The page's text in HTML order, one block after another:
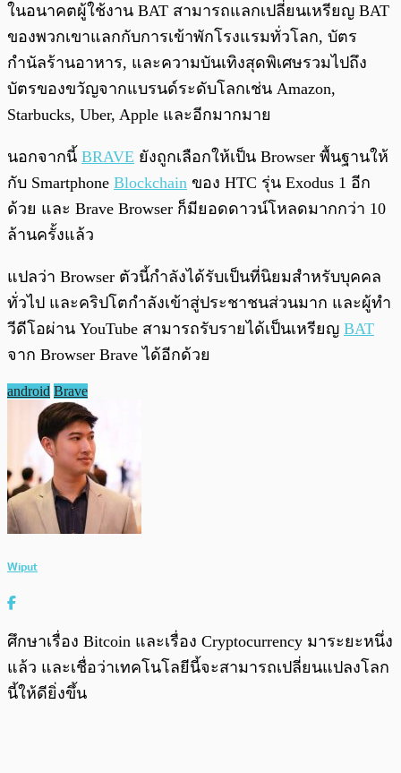
ในอนาคตผู้ใช้งาน BAT สามารถแลกเปลี่ยนเหรียญ BAT
ของพวกเขาแลกกับการเข้าพักโรงแรมทั่วโลก, บัตร
กำนัลร้านอาหาร, และความบันเทิงสุดพิเศษรวมไปถึง
บัตรของขวัญจากแบรนด์ระดับโลกเช่น Amazon,
Starbucks, Uber, Apple และอีกมากมาย
นอกจากนี้ BRAVE ยังถูกเลือกให้เป็น Browser พื้นฐานให้
กับ Smartphone Blockchain ของ HTC รุ่น Exodus 1 อีก
ด้วย และ Brave Browser ก็มียอดดาวน์โหลดมากกว่า 10
ล้านครั้งแล้ว
แปลว่า Browser ตัวนี้กำลังได้รับเป็นที่นิยมสำหรับบุคคล
ทั่วไป และคริปโตกำลังเข้าสู่ประชาชนส่วนมาก และผู้ทำ
วีดีโอผ่าน YouTube สามารถรับรายได้เป็นเหรียญ BAT
จาก Browser Brave ได้อีกด้วย
android Brave
Wiput
ศึกษาเรื่อง Bitcoin และเรื่อง Cryptocurrency มาระยะหนึ่ง
แล้ว และเชื่อว่าเทคโนโลยีนี้จะสามารถเปลี่ยนแปลงโลก
นี้ให้ดียิ่งขึ้น